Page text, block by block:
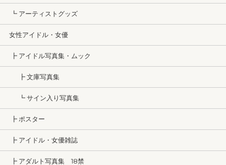
┗ アーティストグッズ
女性アイドル・女優
┣ アイドル写真集・ムック
┣ 文庫写真集
┗ サイン入り写真集
┣ ポスター
┣ アイドル・女優雑誌
┣ アダルト写真集 18禁